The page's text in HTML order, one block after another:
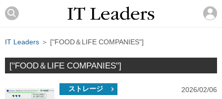
IT Leaders ＞ ["FOOD＆LIFE COMPANIES"]
["FOOD＆LIFE COMPANIES"]
ストレージ 2026/02/06